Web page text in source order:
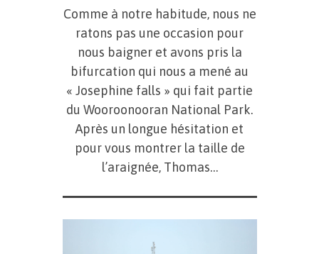
Comme à notre habitude, nous ne
ratons pas une occasion pour
nous baigner et avons pris la
bifurcation qui nous a mené au
« Josephine falls » qui fait partie
du Wooroonooran National Park.
Après un longue hésitation et
pour vous montrer la taille de
l’araignée, Thomas…